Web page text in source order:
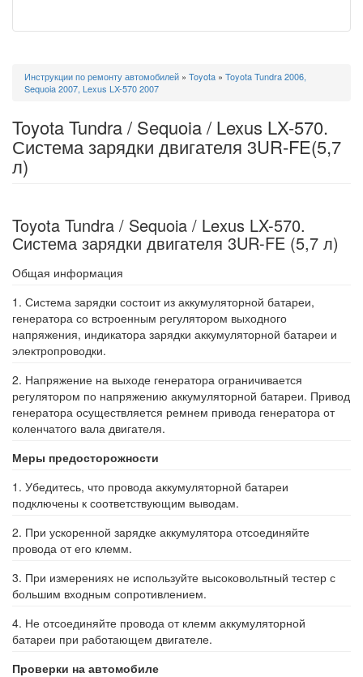
Вы
здесь
Инструкции по ремонту автомобилей » Toyota » Toyota Tundra 2006,
Sequoia 2007, Lexus LX-570 2007
Toyota Tundra / Sequoia / Lexus LX-570.
Система зарядки двигателя 3UR-FE(5,7
л)
Toyota Tundra / Sequoia / Lexus LX-570.
Система зарядки двигателя 3UR-FE (5,7 л)
Общая информация
1. Система зарядки состоит из аккумуляторной батареи,
генератора со встроенным регулятором выходного
напряжения, индикатора зарядки аккумуляторной батареи и
электропроводки.
2. Напряжение на выходе генератора ограничивается
регулятором по напряжению аккумуляторной батареи. Привод
генератора осуществляется ремнем привода генератора от
коленчатого вала двигателя.
Меры предосторожности
1. Убедитесь, что провода аккумуляторной батареи
подключены к соответствующим выводам.
2. При ускоренной зарядке аккумулятора отсоединяйте
провода от его клемм.
3. При измерениях не используйте высоковольтный тестер с
большим входным сопротивлением.
4. Не отсоединяйте провода от клемм аккумуляторной
батареи при работающем двигателе.
Проверки на автомобиле